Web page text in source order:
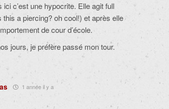
c’est une hypocrite. Elle agit full
a piercing? oh cool!) et après elle
de cour d’école.
jours, je préfère passé mon tour.
1 année il y a